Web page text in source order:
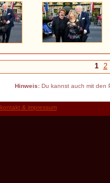
1 2
Hinweis:Du kannst auch mit den
kontakt & impressum